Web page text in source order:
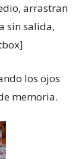
arrastran
sin salida,
los ojos
memoria.